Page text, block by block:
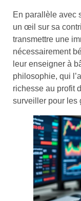
En parallèle avec
un œil sur sa
transmettre une
nécessairement
leur enseigner à
philosophie, qui
richesse au profit
surveiller pour les